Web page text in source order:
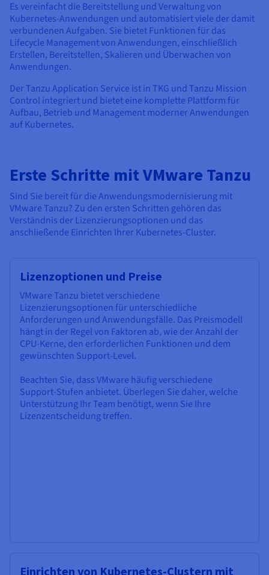
Es vereinfacht die Bereitstellung und Verwaltung von
Kubernetes-Anwendungen und automatisiert viele der damit
verbundenen Aufgaben. Sie bietet Funktionen für das
Lifecycle Management von Anwendungen, einschließlich
Erstellen, Bereitstellen, Skalieren und Überwachen von
Anwendungen.
Der Tanzu Application Service ist in TKG und Tanzu Mission
Control integriert und bietet eine komplette Plattform für
Aufbau, Betrieb und Management moderner Anwendungen
auf Kubernetes.
Erste Schritte mit VMware Tanzu
Sind Sie bereit für die Anwendungsmodernisierung mit
VMware Tanzu? Zu den ersten Schritten gehören das
Verständnis der Lizenzierungsoptionen und das
anschließende Einrichten Ihrer Kubernetes-Cluster.
Lizenzoptionen und Preise
VMware Tanzu bietet verschiedene
Lizenzierungsoptionen für unterschiedliche
Anforderungen und Anwendungsfälle. Das Preismodell
hängt in der Regel von Faktoren ab, wie der Anzahl der
CPU-Kerne, den erforderlichen Funktionen und dem
gewünschten Support-Level.
Beachten Sie, dass VMware häufig verschiedene
Support-Stufen anbietet. Überlegen Sie daher, welche
Unterstützung Ihr Team benötigt, wenn Sie Ihre
Lizenzentscheidung treffen.
Einrichten von Kubernetes-Clustern mit